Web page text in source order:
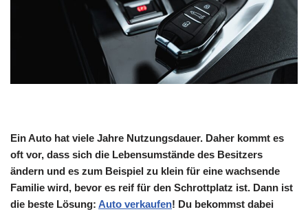
Ein Auto hat viele Jahre Nutzungsdauer. Daher kommt es
oft vor, dass sich die Lebensumstände des Besitzers
ändern und es zum Beispiel zu klein für eine wachsende
Familie wird, bevor es reif für den Schrottplatz ist. Dann ist
die beste Lösung: Auto verkaufen! Du bekommst dabei